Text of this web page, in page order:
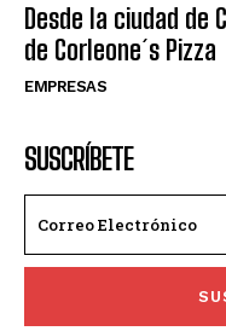
Desde la ciudad de
de Corleone´s Pizza
EMPRESAS
SUSCRÍBETE